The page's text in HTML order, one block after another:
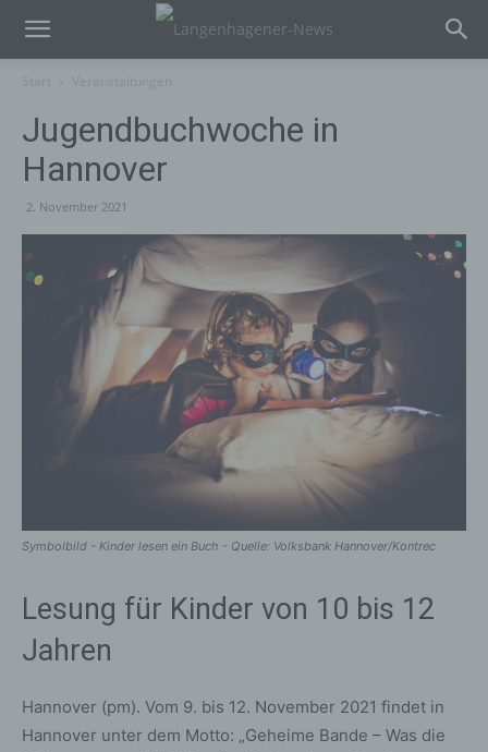
Jugendbuchwoche in
Hannover
2. November 2021
Symbolbild - Kinder lesen ein Buch - Quelle: Volksbank Hannover/Kontrec
Lesung für Kinder von 10 bis 12
Jahren
Hannover (pm). Vom 9. bis 12. November 2021 findet in
Hannover unter dem Motto: „Geheime Bande – Was die